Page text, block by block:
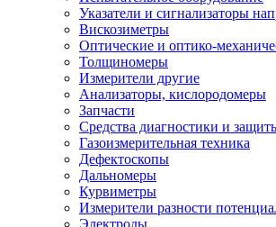
Указатели и сигнализаторы
Вискозиметры
Оптические и оптико-
Толщиномеры
Измерители другие
Анализаторы, кислородомеры
Запчасти
Средства диагностики и
Газоизмерительная техника
Дефектоскопы
Дальномеры
Курвиметры
Измерители разности
Электроды